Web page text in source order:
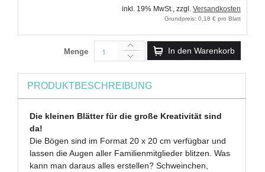
inkl. 19% MwSt., zzgl. Versandkosten
Grundpreis: 0,18 € pro Blatt
Menge In den Warenkorb
PRODUKTBESCHREIBUNG
Die kleinen Blätter für die große Kreativität sind
da!
Die Bögen sind im Format 20 x 20 cm verfügbar und
lassen die Augen aller Familienmitglieder blitzen. Was
kann man daraus alles erstellen? Schweinchen,